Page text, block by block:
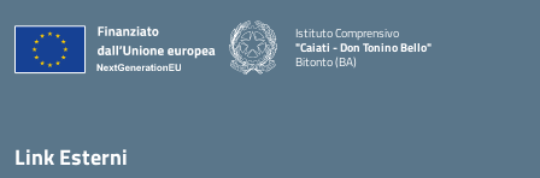
Istituto Comprensivo
"Caiati - Don Tonino Bello"
Bitonto (BA)
Link Esterni